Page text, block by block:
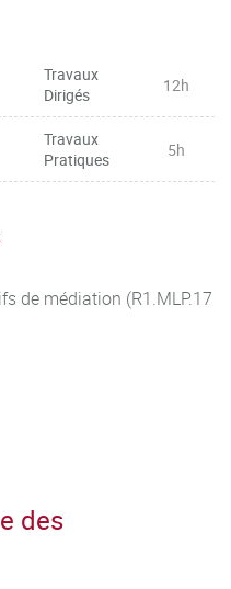
Travaux
Dirigés
12h
Travaux
Pratiques
5h
de médiation (R1.MLP.17
des